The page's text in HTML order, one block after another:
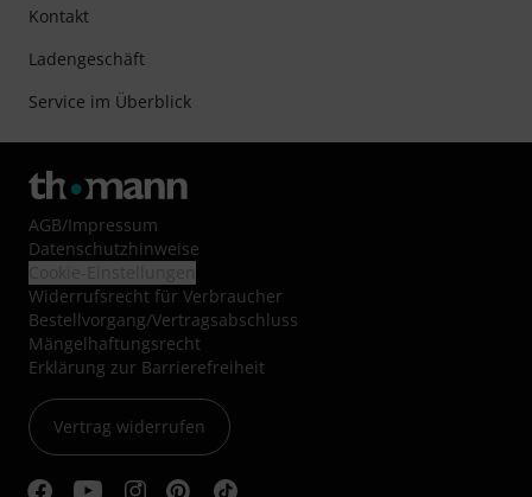
Kontakt
Ladengeschäft
Service im Überblick
AGB/Impressum
Datenschutzhinweise
Widerrufsrecht für Verbraucher
Bestellvorgang/Vertragsabschluss
Mängelhaftungsrecht
Erklärung zur Barrierefreiheit
Vertrag widerrufen